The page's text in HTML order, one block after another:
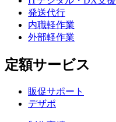
発送代行
内職軽作業
外部軽作業
定額サービス
販促サポート
デザポ